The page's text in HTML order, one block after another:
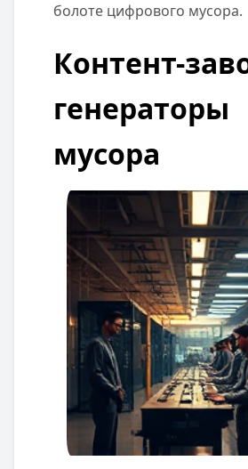
болоте цифрового мусора.
Контент-
генераторы
мусора